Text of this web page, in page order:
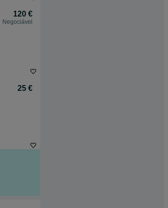
120 €
Negociável
25 €